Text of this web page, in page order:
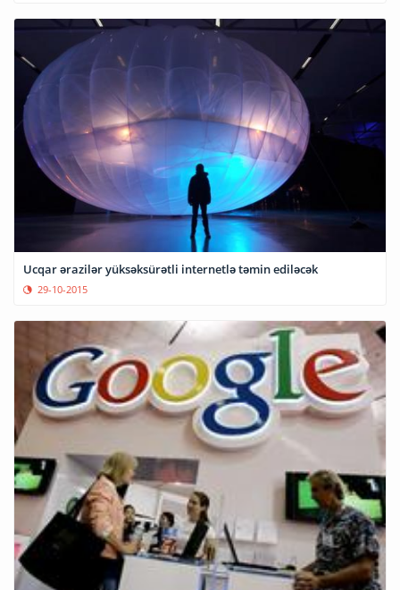
Ucqar ərazilər yüksəksürətli internetlə təmin ediləcək
29-10-2015